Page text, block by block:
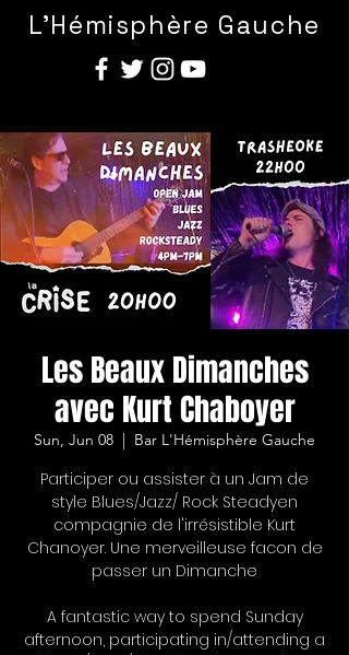
L'Hémisphère Gauche
Les Beaux Dimanches
avec Kurt Chaboyer
Sun, Jun 08 Bar L'Hémisphère Gauche
Participer ou assister à un Jam de
style Blues/Jazz/ Rock Steadyen
compagnie de l'irrésistible Kurt
Chanoyer. Une merveilleuse facon de
passer un Dimanche
A fantastic way to spend Sunday
afternoon, participating in/attending a